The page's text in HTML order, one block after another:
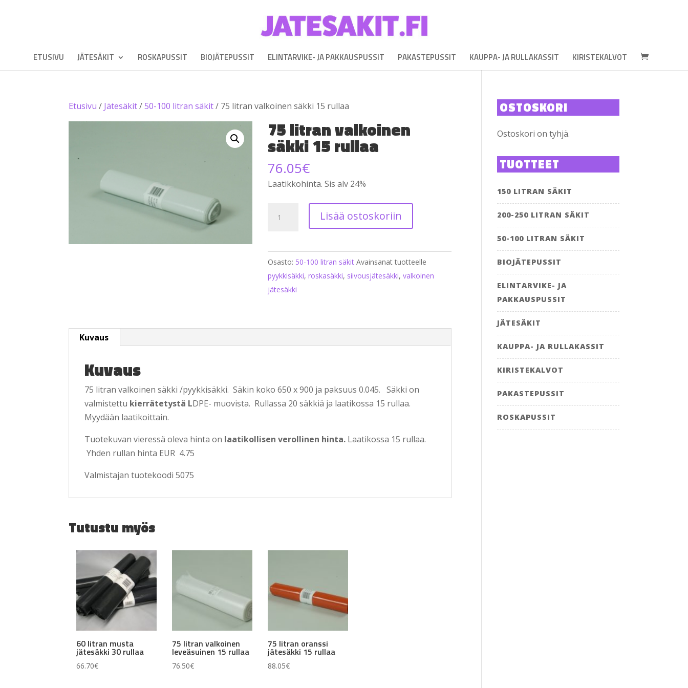
ETUSIVU JÄTESÄKIT ROSKAPUSSIT BIOJÄTEPUSSIT ELINTARVIKE- JA PAKKAUSPUSSIT PAKASTEPUSSIT KAUPPA- JA RULLAKASSIT KIRISTEKALVOT
Etusivu / Jätesäkit/50-100 litran säkit/ 75 litran valkoinen säkki 15 rullaa
75 litran valkoinen
säkki 15 rullaa
76.05€
Laatikkohinta. Sis alv 24%
litran
säkki
15
rullaa
määrä
Lisää ostoskoriin
Osasto: 50-100 litran säkit Avainsanat tuotteelle
pyykkisäkki, roskasäkki, siivousjätesäkki, valkoinen
jätesäkki
Kuvaus
Kuvaus
75 litran valkoinen säkki /pyykkisäkki. Säkin koko 650 x 900 ja paksuus 0.045. Säkki on
valmistettu kierrätetystä LDPE- muovista. Rullassa 20 säkkiä ja laatikossa 15 rullaa.
Myydään laatikoittain.
Tuotekuvan vieressä oleva hinta on laatikollisen verollinen hinta. Laatikossa 15 rullaa.
Yhden rullan hinta EUR 4.75
Valmistajan tuotekoodi 5075
Tutustu myös
60 litran musta
jätesäkki 30 rullaa
66.70€
75 litran valkoinen
leveäsuinen 15 rullaa
76.50€
75 litran oranssi
jätesäkki 15 rullaa
88.05€
OSTOSKORI
Ostoskori on tyhjä.
TUOTTEET
150 LITRAN SÄKIT
200-250 LITRAN SÄKIT
50-100 LITRAN SÄKIT
BIOJÄTEPUSSIT
ELINTARVIKE- JA
PAKKAUSPUSSIT
JÄTESÄKIT
KAUPPA- JA RULLAKASSIT
KIRISTEKALVOT
PAKASTEPUSSIT
ROSKAPUSSIT